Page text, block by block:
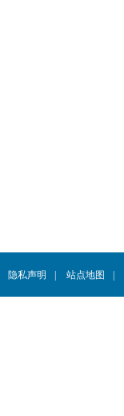
隐私声明 站点地图